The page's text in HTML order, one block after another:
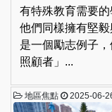
有特殊教育需要
他們同樣擁有堅
是一個勵志例子
照顧者」...
地區焦點 2025-06-